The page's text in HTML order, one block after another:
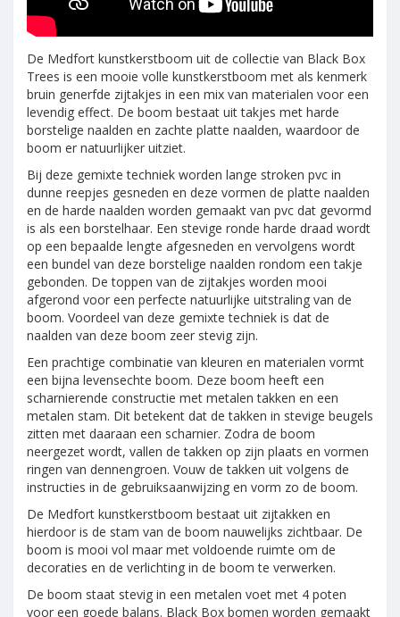
De Medfort kunstkerstboom uit de collectie van Black Box
Trees is een mooie volle kunstkerstboom met als kenmerk
bruin generfde zijtakjes in een mix van materialen voor een
levendig effect. De boom bestaat uit takjes met harde
borstelige naalden en zachte platte naalden, waardoor de
boom er natuurlijker uitziet.
Bij deze gemixte techniek worden lange stroken pvc in
dunne reepjes gesneden en deze vormen de platte naalden
en de harde naalden worden gemaakt van pvc dat gevormd
is als een borstelhaar. Een stevige ronde harde draad wordt
op een bepaalde lengte afgesneden en vervolgens wordt
een bundel van deze borstelige naalden rondom een takje
gebonden. De toppen van de zijtakjes worden mooi
afgerond voor een perfecte natuurlijke uitstraling van de
boom. Voordeel van deze gemixte techniek is dat de
naalden van deze boom zeer stevig zijn.
Een prachtige combinatie van kleuren en materialen vormt
een bijna levensechte boom. Deze boom heeft een
scharnierende constructie met metalen takken en een
metalen stam. Dit betekent dat de takken in stevige beugels
zitten met daaraan een scharnier. Zodra de boom
neergezet wordt, vallen de takken op zijn plaats en vormen
ringen van dennengroen. Vouw de takken uit volgens de
instructies in de gebruiksaanwijzing en vorm zo de boom.
De Medfort kunstkerstboom bestaat uit zijtakken en
hierdoor is de stam van de boom nauwelijks zichtbaar. De
boom is mooi vol maar met voldoende ruimte om de
decoraties en de verlichting in de boom te verwerken.
De boom staat stevig in een metalen voet met 4 poten
voor een goede balans. Black Box bomen worden gemaakt